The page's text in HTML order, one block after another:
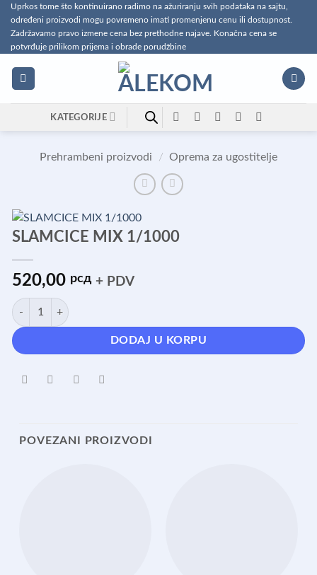
Preskoči
na
sadržaj
Uprkos tome što kontinuirano radimo na ažuriranju svih podataka na sajtu,
određeni proizvodi mogu povremeno imati promenjenu cenu ili dostupnost.
Zadržavamo pravo izmene cena bez prethodne najave. Konačna cena se
potvrđuje prilikom prijema i obrade porudžbine
KATEGORIJE
Prehrambeni proizvodi / Oprema za ugostitelje
SLAMCICE MIX 1/1000
520,00 рсд + PDV
SLAMCICE MIX 1/1000 količina
DODAJ U KORPU
POVEZANI PROIZVODI